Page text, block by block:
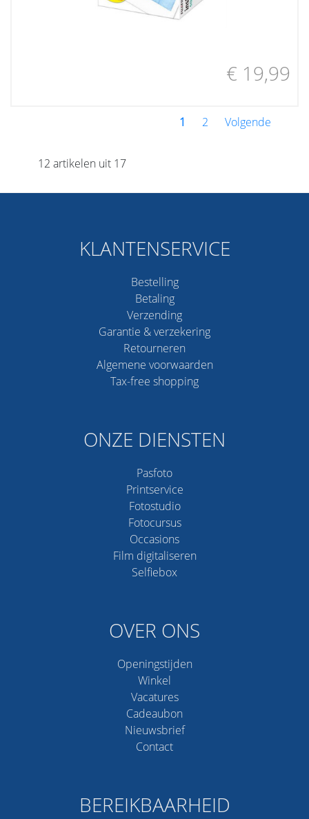
€ 19,99
1 2 Volgende
12 artikelen uit 17
KLANTENSERVICE
Bestelling
Betaling
Verzending
Garantie & verzekering
Retourneren
Algemene voorwaarden
Tax-free shopping
ONZE DIENSTEN
Pasfoto
Printservice
Fotostudio
Fotocursus
Occasions
Film digitaliseren
Selfiebox
OVER ONS
Openingstijden
Winkel
Vacatures
Cadeaubon
Nieuwsbrief
Contact
BEREIKBAARHEID